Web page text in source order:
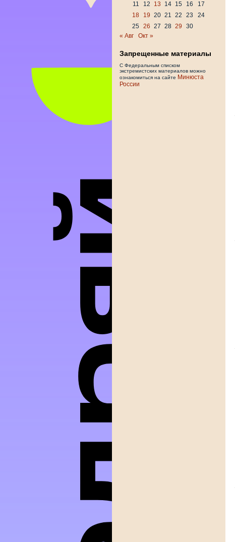
11
12 13 14 15 16
17
18
19 20 21 22 23
24
25 26 27 28 29
30
« Авг
Окт »
Запрещенные материалы
С Федеральным списком
экстремистских материалов можно
ознакомиться на сайте Минюста
России